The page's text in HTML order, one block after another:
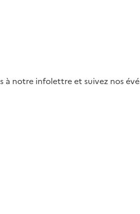
à notre infolettre et suivez nos